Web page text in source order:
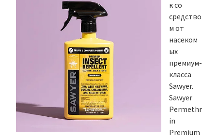
к со
средство
м от
насеком
ых
премиум-
класса
Sawyer.
Sawyer
Permethr
in
Premium